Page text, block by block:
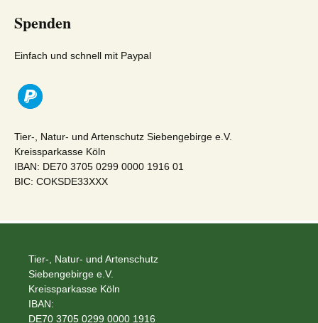
Spenden
Einfach und schnell mit Paypal
Tier-, Natur- und Artenschutz Siebengebirge e.V.
Kreissparkasse Köln
IBAN: DE70 3705 0299 0000 1916 01
BIC: COKSDE33XXX
Tier-, Natur- und Artenschutz
Siebengebirge e.V.
Kreissparkasse Köln
IBAN:
DE70 3705 0299 0000 1916